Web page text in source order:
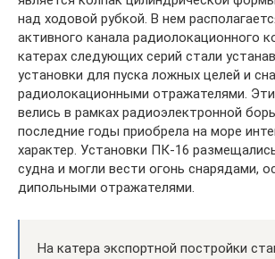
над ходовой рубкой. В нем
активного канала радиолокационного
катерах следующих серий стали
установки для пуска ложных целей и
радиолокационными отражателями.
велись в рамках радиоэлектронной
последние годы приобрела на море
характер. Установки ПК-16
судна и могли вести огонь снарядами,
дипольными отражателями.
На катера экспортной постройки